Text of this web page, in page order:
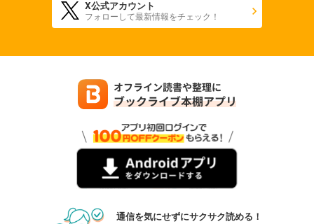
X公式アカウント
フォローして最新情報をチェック！
通信を気にせずにサクサク読める！